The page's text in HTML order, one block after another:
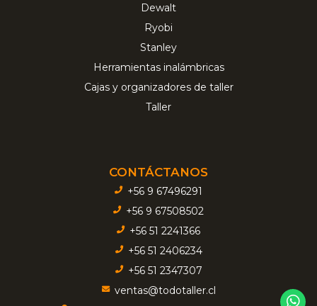
Dewalt
Ryobi
Stanley
Herramientas inalámbricas
Cajas y organizadores de taller
Taller
CONTÁCTANOS
+56 9 67496291
+56 9 67508502
+56 51 2241366
+56 51 2406234
+56 51 2347307
ventas@todotaller.cl